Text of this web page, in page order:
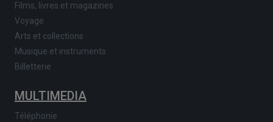
Films, livres et magazines
Voyage
Arts et collections
Musique et instruments
Billetterie
MULTIMEDIA
Téléphonie